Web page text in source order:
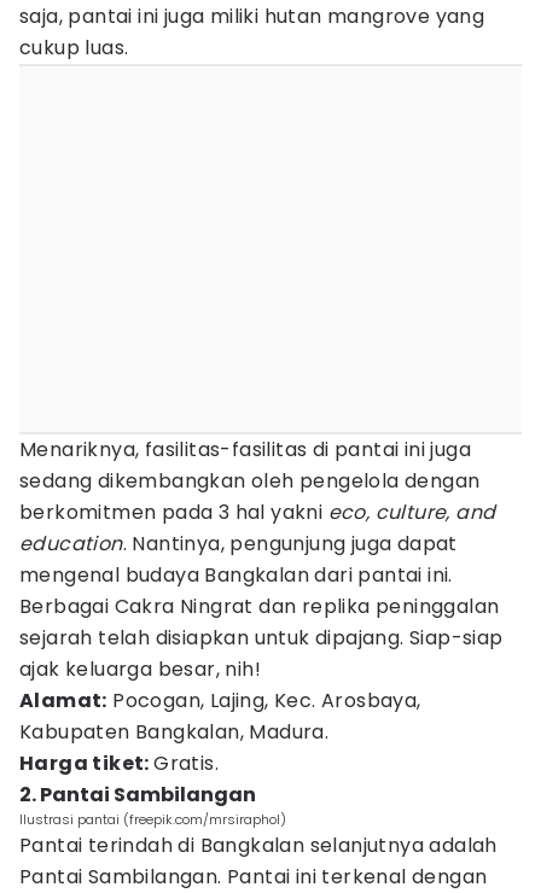
saja, pantai ini juga miliki hutan mangrove yang
cukup luas.
Menariknya, fasilitas-fasilitas di pantai ini juga
sedang dikembangkan oleh pengelola dengan
berkomitmen pada 3 hal yakni eco, culture, and
education. Nantinya, pengunjung juga dapat
mengenal budaya Bangkalan dari pantai ini.
Berbagai Cakra Ningrat dan replika peninggalan
sejarah telah disiapkan untuk dipajang. Siap-siap
ajak keluarga besar, nih!
Alamat: Pocogan, Lajing, Kec. Arosbaya,
Kabupaten Bangkalan, Madura.
Harga tiket:Gratis.
2. Pantai Sambilangan
Ilustrasi pantai (freepik.com/mrsiraphol)
Pantai terindah di Bangkalan selanjutnya adalah
Pantai Sambilangan. Pantai ini terkenal dengan